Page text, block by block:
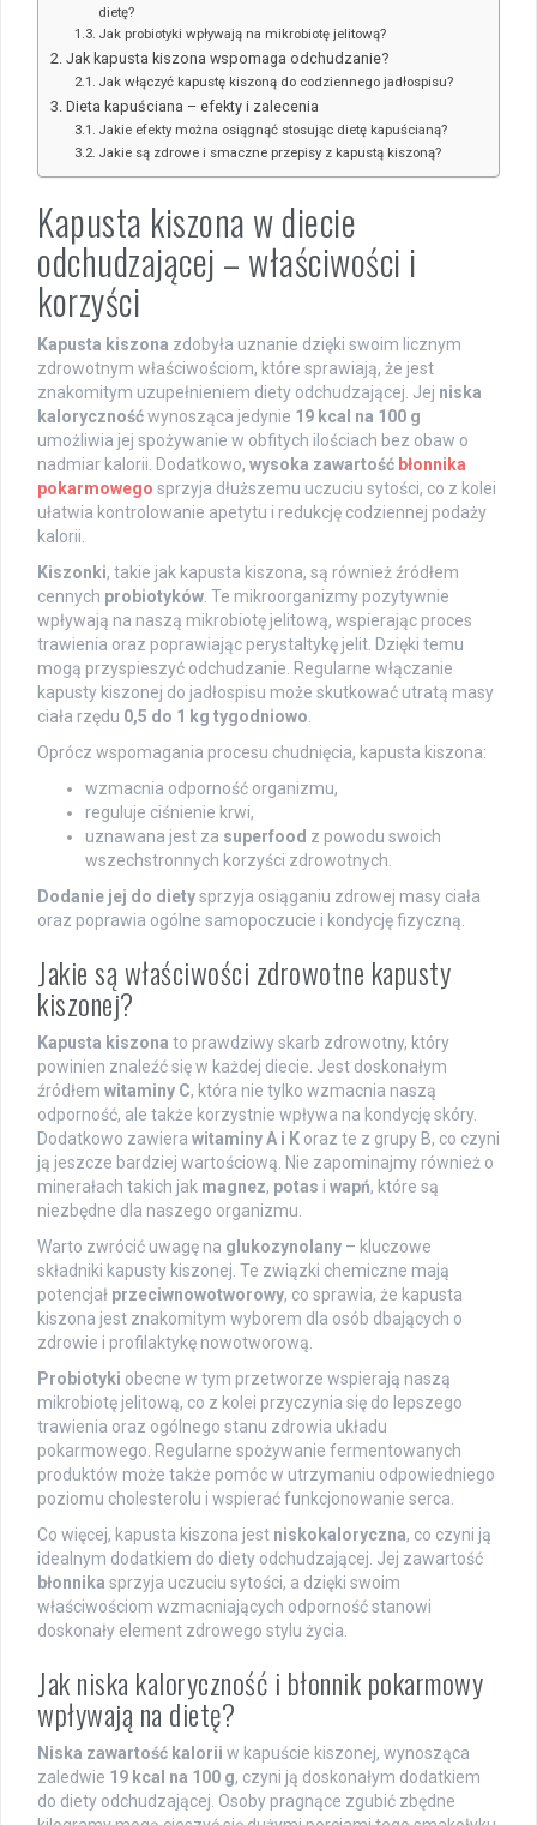
dietę?
Jak probiotyki wpływają na mikrobiotę jelitową?
Jak kapusta kiszona wspomaga odchudzanie?
Jak włączyć kapustę kiszoną do codziennego jadłospisu?
Dieta kapuściana – efekty i zalecenia
Jakie efekty można osiągnąć stosując dietę kapuścianą?
Jakie są zdrowe i smaczne przepisy z kapustą kiszoną?
Kapusta kiszona w diecie
odchudzającej – właściwości i
korzyści
Kapusta kiszona zdobyła uznanie dzięki swoim licznym
zdrowotnym właściwościom, które sprawiają, że jest
znakomitym uzupełnieniem diety odchudzającej. Jej niska
kalorycznośćwynosząca jedynie 19 kcal na 100 g
umożliwia jej spożywanie w obfitych ilościach bez obaw o
nadmiar kalorii. Dodatkowo, wysoka zawartość błonnika
pokarmowego sprzyja dłuższemu uczuciu sytości, co z kolei
ułatwia kontrolowanie apetytu i redukcję codziennej podaży
kalorii.
Kiszonki, takie jak kapusta kiszona, są również źródłem
cennych probiotyków . Te mikroorganizmy pozytywnie
wpływają na naszą mikrobiotę jelitową, wspierając proces
trawienia oraz poprawiając perystaltykę jelit. Dzięki temu
mogą przyspieszyć odchudzanie. Regularne włączanie
kapusty kiszonej do jadłospisu może skutkować utratą masy
ciała rzędu 0,5 do 1 kg tygodniowo
Oprócz wspomagania procesu chudnięcia, kapusta kiszona:
wzmacnia odporność organizmu,
reguluje ciśnienie krwi,
uznawana jest za superfood z powodu swoich
wszechstronnych korzyści zdrowotnych.
Dodanie jej do dietysprzyja osiąganiu zdrowej masy ciała
oraz poprawia ogólne samopoczucie i kondycję fizyczną.
Jakie są właściwości zdrowotne kapusty
kiszonej?
Kapusta kiszona to prawdziwy skarb zdrowotny, który
powinien znaleźć się w każdej diecie. Jest doskonałym
źródłem witaminy C, która nie tylko wzmacnia naszą
odporność, ale także korzystnie wpływa na kondycję skóry.
Dodatkowo zawiera witaminy A i K oraz te z grupy B, co czyni
ją jeszcze bardziej wartościową. Nie zapominajmy również o
minerałach takich jak magnez, potas i wapń, które są
niezbędne dla naszego organizmu.
Warto zwrócić uwagę na glukozynolany – kluczowe
składniki kapusty kiszonej. Te związki chemiczne mają
potencjał przeciwnowotworowy, co sprawia, że kapusta
kiszona jest znakomitym wyborem dla osób dbających o
zdrowie i profilaktykę nowotworową.
Probiotyki obecne w tym przetworze wspierają naszą
mikrobiotę jelitową, co z kolei przyczynia się do lepszego
trawienia oraz ogólnego stanu zdrowia układu
pokarmowego. Regularne spożywanie fermentowanych
produktów może także pomóc w utrzymaniu odpowiedniego
poziomu cholesterolu i wspierać funkcjonowanie serca.
Co więcej, kapusta kiszona jest niskokaloryczna, co czyni ją
idealnym dodatkiem do diety odchudzającej. Jej zawartość
błonnika sprzyja uczuciu sytości, a dzięki swoim
właściwościom wzmacniających odporność stanowi
doskonały element zdrowego stylu życia.
Jak niska kaloryczność i błonnik pokarmowy
wpływają na dietę?
Niska zawartość kalorii w kapuście kiszonej, wynosząca
zaledwie 19 kcal na 100 g, czyni ją doskonałym dodatkiem
do diety odchudzającej. Osoby pragnące zgubić zbędne